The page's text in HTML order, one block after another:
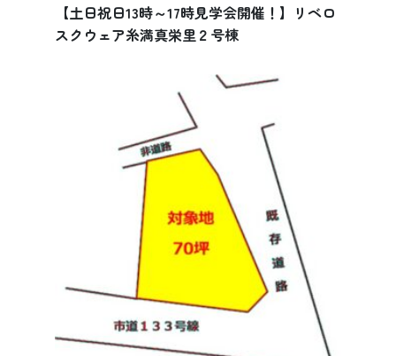
【土日祝日13時～17時見学会開催！】リベロ
スクウェア糸満真栄里２号棟